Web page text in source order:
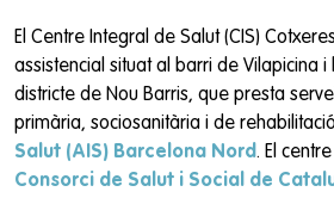
El Centre Integral de Salut (CIS)
assistencial situat al barri de Vilapicina i
districte de Nou Barris, que presta
primària, sociosanitària i de rehabilitació
Salut (AIS) Barcelona Nord. El
Consorci de Salut i Social de